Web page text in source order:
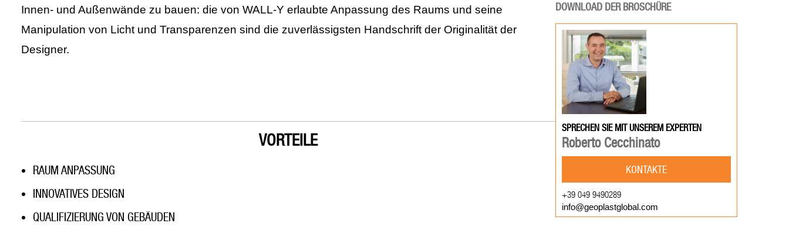
Innen- und Außenwände zu bauen: die von WALL-Y erlaubte Anpassung des Raums und seine
Manipulation von Licht und Transparenzen sind die zuverlässigsten Handschrift der Originalität der
Designer.
VORTEILE
RAUM ANPASSUNG
INNOVATIVES DESIGN
QUALIFIZIERUNG VON GEBÄUDEN
DOWNLOAD DER BROSCHÜRE
SPRECHEN SIE MIT UNSEREM EXPERTEN
Roberto Cecchinato
KONTAKTE
+39 049 9490289
info@geoplastglobal.com